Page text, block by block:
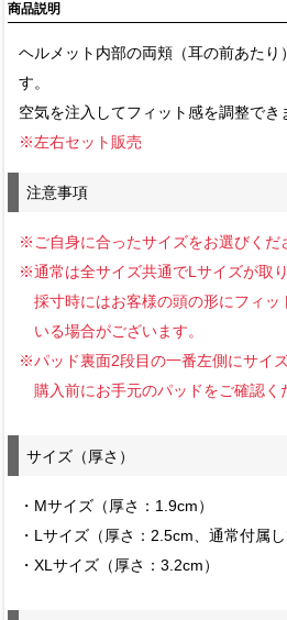
商品説明
ヘルメット内部の両頬（耳の前あた
す。
空気を注入してフィット感を調整でき
※左右セット販売
注意事項
※ご自身に合ったサイズをお選びくだ
※通常は全サイズ共通でLサイズが取
採寸時にはお客様の頭の形にフィッ
いる場合がございます。
※パッド裏面2段目の一番左側にサイ
購入前にお手元のパッドをご確認く
サイズ（厚さ）
・Mサイズ（厚さ：1.9cm）
・Lサイズ（厚さ：2.5cm、通常付属し
・XLサイズ（厚さ：3.2cm）